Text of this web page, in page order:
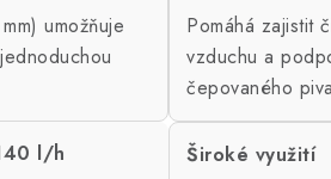
umožňuje
Pomáhá zajistit
vzduchu a
čepovaného
l/h
Široké využití